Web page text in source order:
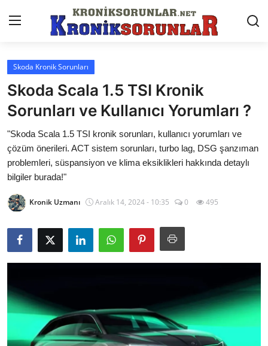
Anasayfa
Markalar
İletişim
Trafik & Cezalar
Sigorta & Kasko
Vergi & ÖTV & MTV
Muayene & Ruhsat
Sorgulamalar
İkinci El & Alım-Satım
Bakım & Arıza Çözümleri
Elektrikli & Hibrit
Skoda Kronik Sorunları
Skoda Scala 1.5 TSI Kronik
Sorunları ve Kullanıcı Yorumları ?
"Skoda Scala 1.5 TSI kronik sorunları, kullanıcı yorumları ve
çözüm önerileri. ACT sistem sorunları, turbo lag, DSG şanzıman
problemleri, süspansiyon ve klima eksiklikleri hakkında detaylı
bilgiler burada!"
Kronik Uzmanı Aralık 14, 2024 - 10:35 0 495